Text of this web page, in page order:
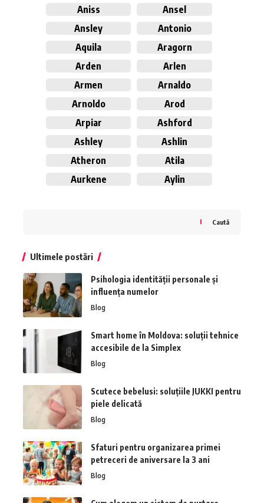
Aniss
Ansel
Ansley
Antonio
Aquila
Aragorn
Arden
Arlen
Armen
Arnaldo
Arnoldo
Arod
Arpiar
Ashford
Ashley
Ashlin
Atheron
Atila
Aurkene
Aylin
Caută
Ultimele postări
Psihologia identității personale și
influența numelor
Blog
Smart home în Moldova: soluții tehnice
accesibile de la Simplex
Blog
Scutece bebelusi: soluțiile JUKKI pentru
piele delicată
Blog
Sfaturi pentru organizarea primei
petreceri de aniversare la 3 ani
Blog